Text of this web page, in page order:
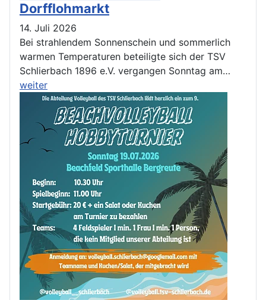
Dorfflohmarkt
14. Juli 2026
Bei strahlendem Sonnenschein und sommerlich
warmen Temperaturen beteiligte sich der TSV
Schlierbach 1896 e.V. vergangen Sonntag am…
weiter